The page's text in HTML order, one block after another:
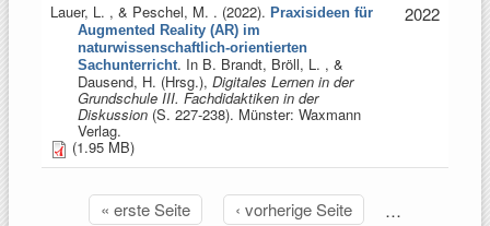
Lauer, L. , & Peschel, M. . (2022). Praxisideen für
Augmented Reality (AR) im
naturwissenschaftlich-orientierten
Sachunterricht. In B. Brandt, Bröll, L. , &
Dausend, H. (Hrsg.), Digitales Lernen in der
Grundschule III. Fachdidaktiken in der
Diskussion (S. 227-238). Münster: Waxmann
Verlag.
(1.95 MB)
2022
Seiten« erste Seite ‹ vorherige Seite